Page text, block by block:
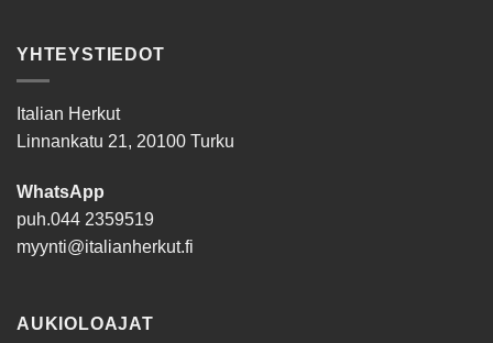
YHTEYSTIEDOT
Italian Herkut
Linnankatu 21, 20100 Turku
WhatsApp
puh.044 2359519
myynti@italianherkut.fi
AUKIOLOAJAT